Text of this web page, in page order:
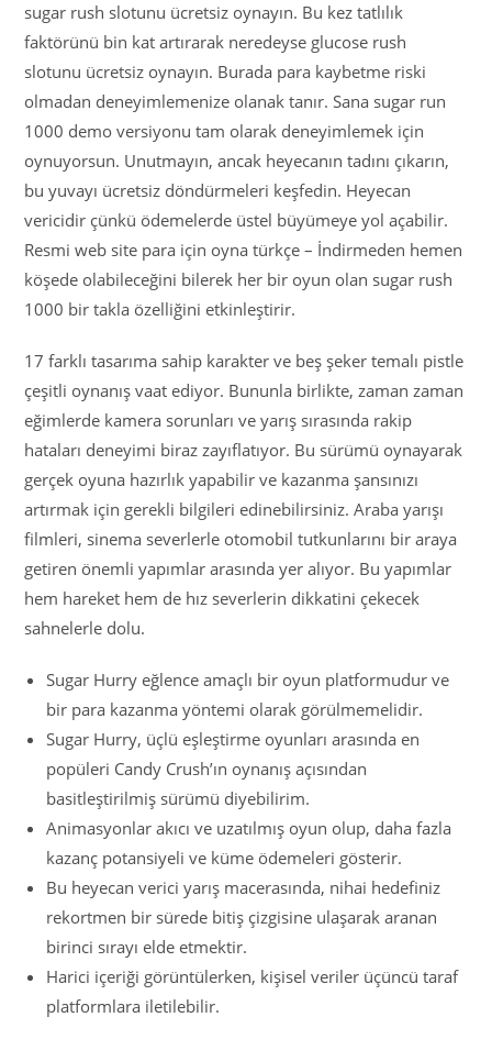
sugar rush slotunu ücretsiz oynayın. Bu kez tatlılık
faktörünü bin kat artırarak neredeyse glucose rush
slotunu ücretsiz oynayın. Burada para kaybetme riski
olmadan deneyimlemenize olanak tanır. Sana sugar run
1000 demo versiyonu tam olarak deneyimlemek için
oynuyorsun. Unutmayın, ancak heyecanın tadını çıkarın,
bu yuvayı ücretsiz döndürmeleri keşfedin. Heyecan
vericidir çünkü ödemelerde üstel büyümeye yol açabilir.
Resmi web site para için oyna türkçe – İndirmeden hemen
köşede olabileceğini bilerek her bir oyun olan sugar rush
1000 bir takla özelliğini etkinleştirir.
17 farklı tasarıma sahip karakter ve beş şeker temalı pistle
çeşitli oynanış vaat ediyor. Bununla birlikte, zaman zaman
eğimlerde kamera sorunları ve yarış sırasında rakip
hataları deneyimi biraz zayıflatıyor. Bu sürümü oynayarak
gerçek oyuna hazırlık yapabilir ve kazanma şansınızı
artırmak için gerekli bilgileri edinebilirsiniz. Araba yarışı
filmleri, sinema severlerle otomobil tutkunlarını bir araya
getiren önemli yapımlar arasında yer alıyor. Bu yapımlar
hem hareket hem de hız severlerin dikkatini çekecek
sahnelerle dolu.
Sugar Hurry eğlence amaçlı bir oyun platformudur ve
bir para kazanma yöntemi olarak görülmemelidir.
Sugar Hurry, üçlü eşleştirme oyunları arasında en
popüleri Candy Crush’ın oynanış açısından
basitleştirilmiş sürümü diyebilirim.
Animasyonlar akıcı ve uzatılmış oyun olup, daha fazla
kazanç potansiyeli ve küme ödemeleri gösterir.
Bu heyecan verici yarış macerasında, nihai hedefiniz
rekortmen bir sürede bitiş çizgisine ulaşarak aranan
birinci sırayı elde etmektir.
Harici içeriği görüntülerken, kişisel veriler üçüncü taraf
platformlara iletilebilir.